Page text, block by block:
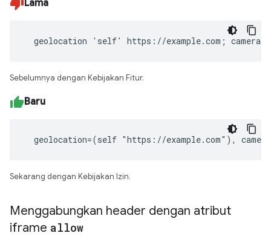
Lama
geolocation 'self' https://example.com; camera
Sebelumnya dengan Kebijakan Fitur.
Baru
geolocation=(self "https://example.com"),
Sekarang dengan Kebijakan Izin.
Menggabungkan header dengan atribut
iframe allow